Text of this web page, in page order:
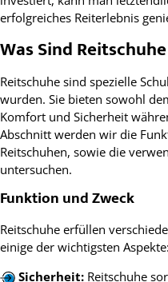
erfolgreiches Reiterlebnis
Was Sind Reitschuhe
Reitschuhe sind spezielle
wurden. Sie bieten sowohl
Komfort und Sicherheit
Abschnitt werden wir die
Reitschuhen, sowie die
untersuchen.
Funktion und Zweck
Reitschuhe erfüllen
einige der wichtigsten Aspekte:
Sicherheit:Reitschuhe